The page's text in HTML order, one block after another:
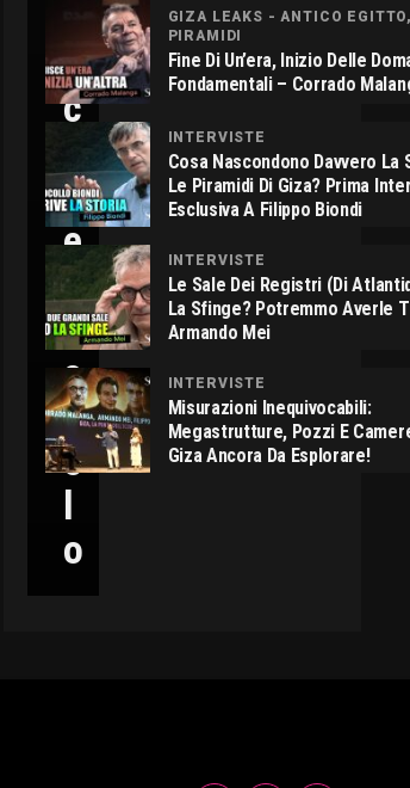
I
C
L
E
C
I
C
C
O
L
O
GIZA LEAKS - ANTICO
PIRAMIDI
Fine Di Un’era, Inizio Delle
Fondamentali – Corrado
INTERVISTE
Cosa Nascondono Davvero La
Le Piramidi Di Giza? Prima
Esclusiva A Filippo Biondi
INTERVISTE
Le Sale Dei Registri (di
La Sfinge? Potremmo Averle
Armando Mei
INTERVISTE
Misurazioni Inequivocabili:
Megastrutture, Pozzi E
Giza Ancora Da Esplorare!